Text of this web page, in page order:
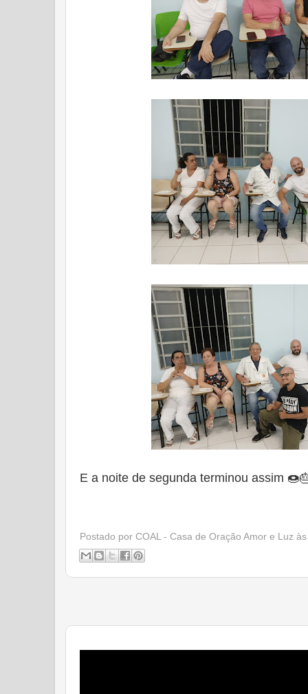
E a noite de segunda terminou assim
Postado por COAL - Casa de Oração Amor e Luz